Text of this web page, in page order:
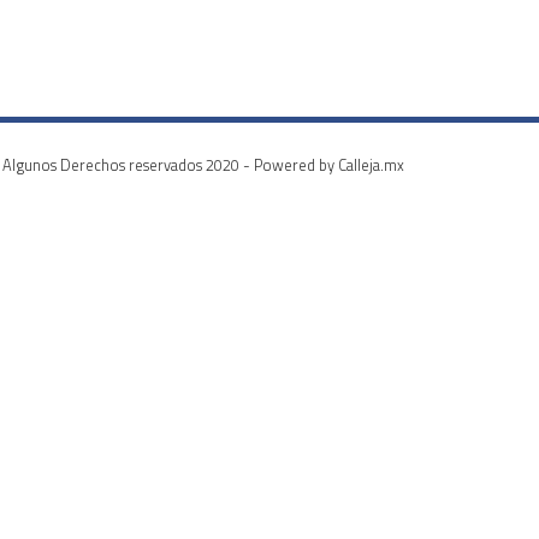
Algunos Derechos reservados 2020 - Powered by Calleja.mx